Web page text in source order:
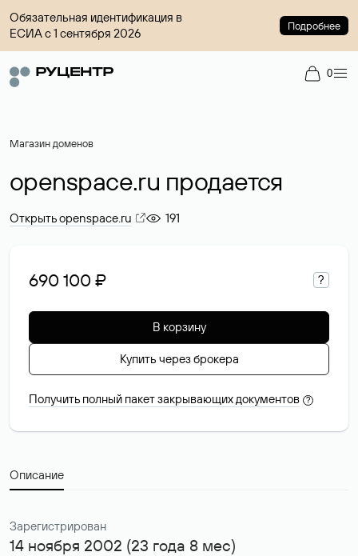
Обязательная идентификация в
ЕСИА с 1 сентября 2026
Подробнее
0
Магазин доменов
openspace.ru продается
Открыть openspace.ru 191
690 100 ₽ ?
В корзину
Купить через брокера
Получить полный пакет закрывающих документов ?
Описание
Зарегистрирован
14 ноября 2002 (23 года 8 мес)